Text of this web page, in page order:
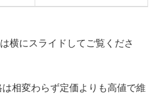
横にスライドしてご覧くださ
相変わらず定価よりも高値で維